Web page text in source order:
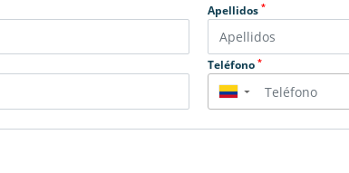
Apellidos *
Teléfono *
▼